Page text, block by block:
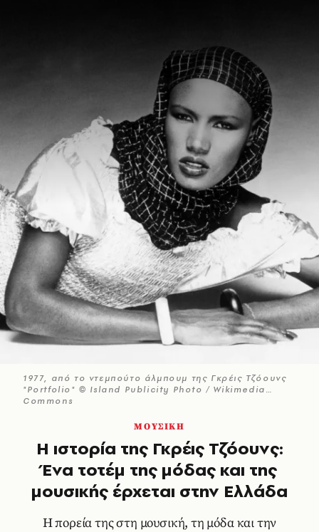
1977, από το ντεμπούτο άλμπουμ της Γκρέις Τζόουνς
"Portfolio" © Island Publicity Photo / Wikimedia
Commons
ΜΟΥΣΙΚΗ
Η ιστορία της Γκρέις Τζόουνς:
Ένα τοτέμ της μόδας και της
μουσικής έρχεται στην Ελλάδα
Η πορεία της στη μουσική, τη μόδα και την